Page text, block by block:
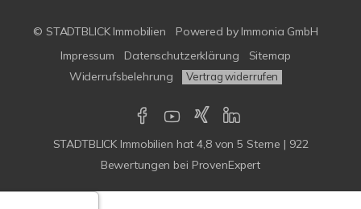
© STADTBLICK Immobilien Powered by Immonia GmbH
Impressum
Datenschutzerklärung
Sitemap
Widerrufsbelehrung
Vertrag widerrufen
STADTBLICK Immobilien hat4,8von5 Sterne | 922
Bewertungen bei ProvenExpert